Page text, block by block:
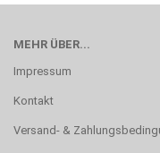
MEHR ÜBER...
Impressum
Kontakt
Versand- &